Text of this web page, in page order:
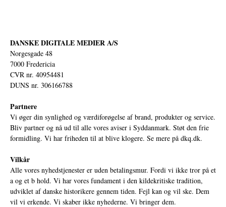
DANSKE DIGITALE MEDIER A/S
Norgesgade 48
7000 Fredericia
CVR nr. 40954481
DUNS nr. 306166788
Partnere
Vi øger din synlighed og værdiforøgelse af brand, produkter og service.
Bliv partner og nå ud til alle vores aviser i Syddanmark. Støt den frie
formidling. Vi har friheden til at blive klogere. Se mere på dkq.dk.
Vilkår
Alle vores nyhedstjenester er uden betalingsmur. Fordi vi ikke tror på et
a og et b hold. Vi har vores fundament i den kildekritiske tradition,
udviklet af danske historikere gennem tiden. Fejl kan og vil ske. Dem
vil vi erkende. Vi skaber ikke nyhederne. Vi bringer dem.